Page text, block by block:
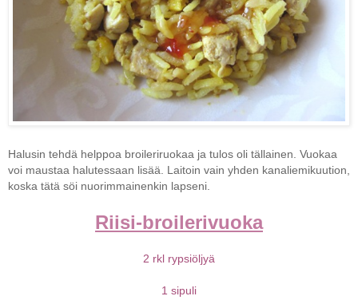
Halusin tehdä helppoa broileriruokaa ja tulos oli tällainen. Vuokaa
voi maustaa halutessaan lisää. Laitoin vain yhden kanaliemikuution,
koska tätä söi nuorimmainenkin lapseni.
Riisi-broilerivuoka
2 rkl rypsiöljyä
1 sipuli